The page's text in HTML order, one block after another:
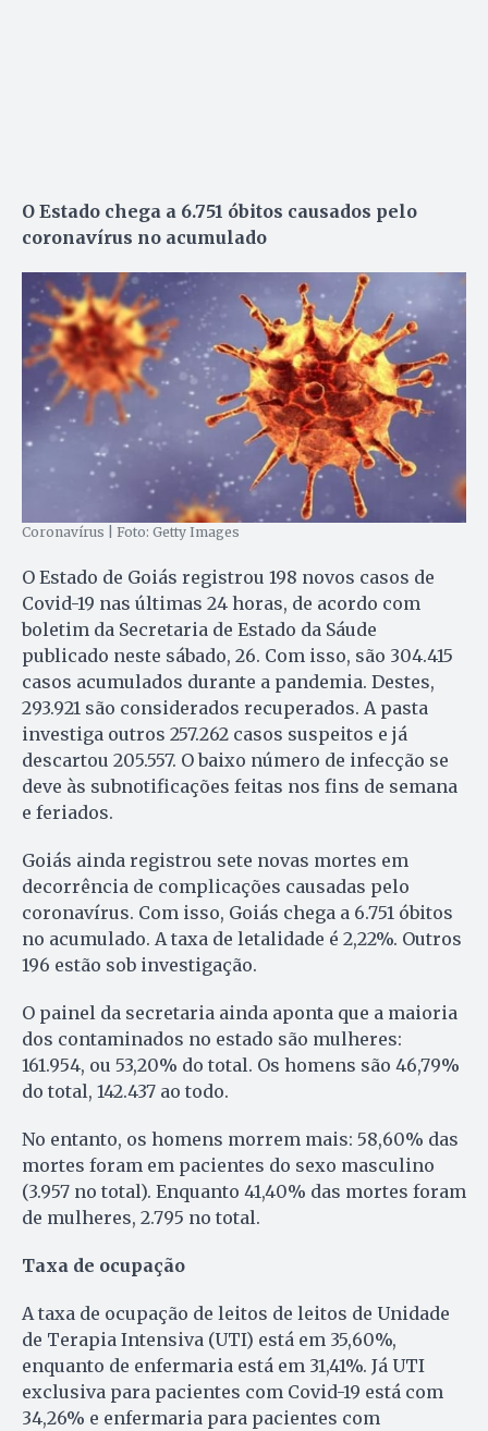
O Estado chega a 6.751 óbitos causados pelo
coronavírus no acumulado
Coronavírus | Foto: Getty Images
O Estado de Goiás registrou 198 novos casos de
Covid-19 nas últimas 24 horas, de acordo com
boletim da Secretaria de Estado da Sáude
publicado neste sábado, 26. Com isso, são 304.415
casos acumulados durante a pandemia. Destes,
293.921 são considerados recuperados. A pasta
investiga outros 257.262 casos suspeitos e já
descartou 205.557. O baixo número de infecção se
deve às subnotificações feitas nos fins de semana
e feriados.
Goiás ainda registrou sete novas mortes em
decorrência de complicações causadas pelo
coronavírus. Com isso, Goiás chega a 6.751 óbitos
no acumulado. A taxa de letalidade é 2,22%. Outros
196 estão sob investigação.
O painel da secretaria ainda aponta que a maioria
dos contaminados no estado são mulheres:
161.954, ou 53,20% do total. Os homens são 46,79%
do total, 142.437 ao todo.
No entanto, os homens morrem mais: 58,60% das
mortes foram em pacientes do sexo masculino
(3.957 no total). Enquanto 41,40% das mortes foram
de mulheres, 2.795 no total.
Taxa de ocupação
A taxa de ocupação de leitos de leitos de Unidade
de Terapia Intensiva (UTI) está em 35,60%,
enquanto de enfermaria está em 31,41%. Já UTI
exclusiva para pacientes com Covid-19 está com
34,26% e enfermaria para pacientes com